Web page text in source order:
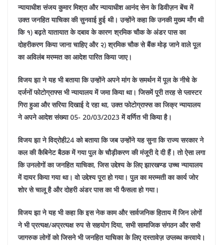
न्यायाधीश संजय कुमार मिश्रा और न्यायाधीश आनंद सेन के डिवीज़न बेंच में
उक्त जनहित याचिका की सुनवाई हुई थी। उन्होंने कहा कि उनकी मुख्य माँग थी
कि १) बढ़ते यातायात के दबाव के कारण श्रमिक चौक के अंडर पास का
दोहरीकरण किया जाना चाहिए और २) श्रमिक चौक से बैंक मोड़ जाने वाले पूल
का अविलंब मरम्मत का आदेश पारित किया जाए।
विजय झा ने यह भी बताया कि उन्होंने अपने मांग के समर्थन में पूल के नीचे के
दर्जनों फोटोग्राफ्स भी न्यायालय में जमा किया था। जिसमें पूरी तरह से प्लास्टर
गिरा हुआ और सरिया दिखाई दे रहा था, उक्त फोटोग्राफ्स का जिक्र न्यायालय
ने अपने आदेश संख्या 05- 20/03/2023 में वर्णित भी किया है।
विजय झा ने विद्रोही24 को बताया कि जब उन्होंने यह सुना कि राज्य सरकार ने
कल की कैबिनेट बैठक में गया पुल के चौड़ीकरण की मंजूरी दे दी हैं। तो ऐसा लगा
कि उनलोगों का जनहित याचिका, जिस उद्देश्य के लिए झारखण्ड उच्च न्यायालय
में दायर किया गया था। वो उद्देश्य पूरा हो गया। पुल का मरम्मती का कार्य जोर
शोर से चालू है और दोहरी अंडर पास का भी फैसला हो गया।
विजय झा ने यह भी कहा कि इस नेक काम और सार्वजनिक हिताय में जिन लोगों
ने भी प्रत्यक्ष/अप्रत्यक्ष रुप से सहयोग दिया, सभी सामाजिक संगठन और सभी
जागरुक लोगों को जिसने भी जनहित याचिका के लिए दस्तावेज़ उप्लब्ध करवाये।